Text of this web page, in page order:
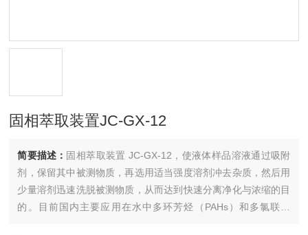
固相萃取装置JC-GX-12
简要描述： 固相萃取装置 JC-GX-12，使液体样品溶液通过吸附
剂，保留其中被测物质，再选用适当强度溶剂冲去杂质，然后用
少量溶剂迅速洗脱被测物质，从而达到快速分离净化与浓缩的目
的。目前国内主要应用在水中多环芳烃（PAHs）和多氯联苯